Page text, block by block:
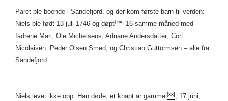
Paret ble boende i Sandefjord, og der kom første barn til verden:
Niels ble født 13 juli 1746 og døpt[xix] 16 samme måned med
fadrene Mari, Ole Michelsens; Adriane Andersdatter; Cort
Nicolaisen; Peder Olsen Smed; og Christian Guttormsen – alle fra
Sandefjord.
Niels levet ikke opp. Han døde, et knapt år gammel[xx]
, 17 juni,